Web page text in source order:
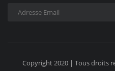
Copyright 2020 | Tous droits